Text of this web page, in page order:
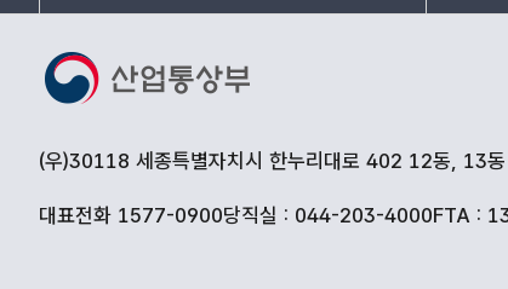
(우)30118 세종특별자치시 한누리대로 402 12동, 13동
대표전화 1577-0900당직실 : 044-203-4000FTA :